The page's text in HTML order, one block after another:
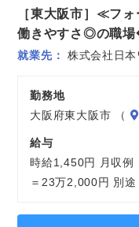
［東大阪市］≪フ
働きやすさ◎の職
就業先 株式会社日
勤務地
大阪府東大阪市 （
給与
時給1,450円 月収例
＝23万2,000円 別